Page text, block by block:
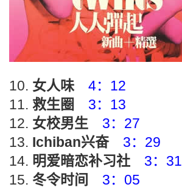
女人味
4：12
救生圈
3：13
女校男生
3：27
Ichiban兴奋
3：29
明爱暗恋补习社
3：31
冬令时间
3：05